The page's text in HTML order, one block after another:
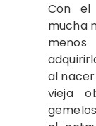
Con
mucha
al
vieja